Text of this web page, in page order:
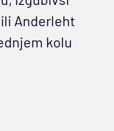
Anderleht
kolu